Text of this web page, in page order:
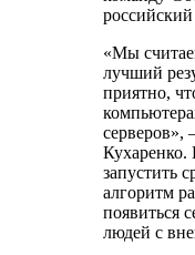
российский
«Мы
лучший
приятно,
серверов»,
Кухаренко.
запустить
алгоритм
появиться
людей с